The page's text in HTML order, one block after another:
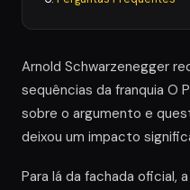
Arnold Schwarzenegger
sequências da franquia O
sobre o argumento e
deixou um impacto
Para lá da fachada oficial,